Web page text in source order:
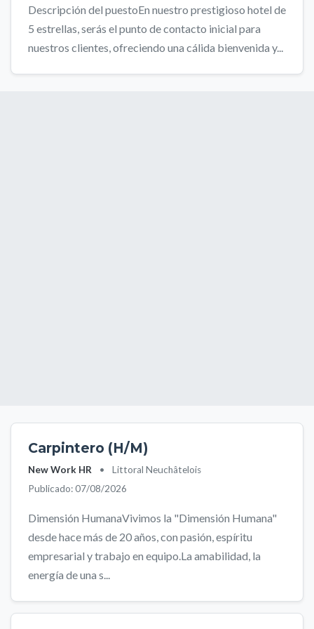
Descripción del puestoEn nuestro prestigioso hotel de
5 estrellas, serás el punto de contacto inicial para
nuestros clientes, ofreciendo una cálida bienvenida y...
Carpintero (H/M)
New Work HR •
Littoral Neuchâtelois
Publicado: 07/08/2026
Dimensión HumanaVivimos la "Dimensión Humana"
desde hace más de 20 años, con pasión, espíritu
empresarial y trabajo en equipo.La amabilidad, la
energía de una s...